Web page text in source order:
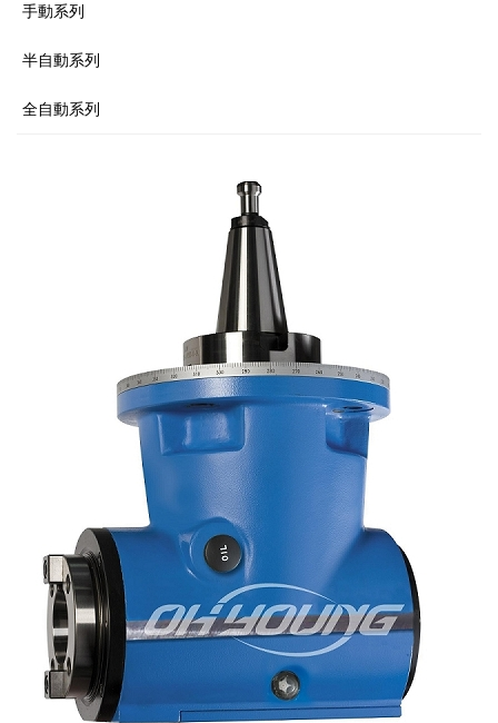
手動系列
半自動系列
全自動系列